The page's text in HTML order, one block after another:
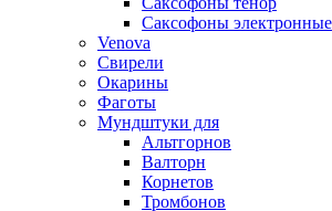
Саксофоны электронные
Venova
Свирели
Окарины
Фаготы
Мундштуки для
Альтгорнов
Валторн
Корнетов
Тромбонов